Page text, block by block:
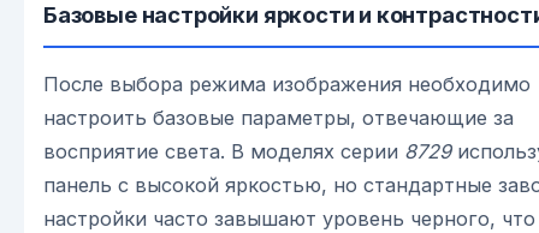
Базовые настройки яркости и
После выбора режима изображения необходимо
настроить базовые параметры, отвечающие за
восприятие света. В моделях серии 8729
панель с высокой яркостью, но стандартные
настройки часто завышают уровень черного, что